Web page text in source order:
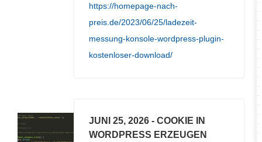
https://homepage-nach-
preis.de/2023/06/25/ladezeit-
messung-konsole-wordpress-plugin-
kostenloser-download/
JUNI 25, 2026 - COOKIE IN
WORDPRESS ERZEUGEN